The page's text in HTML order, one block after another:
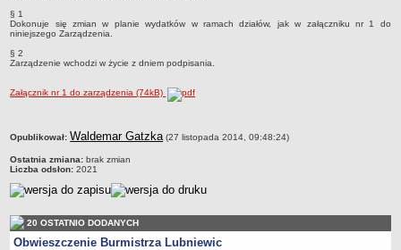
KOMUNIKATY
Energia elektryczna
Meteorologiczne
Wodociągi - ocena jakości wody
KONKURSY
URZĄD MIEJSKI
Dane adresowe
Burmistrz Lubniewic
§ 1
Dokonuje się zmian w planie wydatków w ramach działów, jak w załączniku nr 1 do
niniejszego Zarządzenia.
§ 2
Zarządzenie wchodzi w życie z dniem podpisania.
Załącznik nr 1 do zarządzenia (74kB)
Opublikował: Waldemar Gatzka (27 listopada 2014, 09:48:24)
Ostatnia zmiana: brak zmian
Liczba odsłon: 2021
20 OSTATNIO DODANYCH
Obwieszczenie Burmistrza Lubniewic